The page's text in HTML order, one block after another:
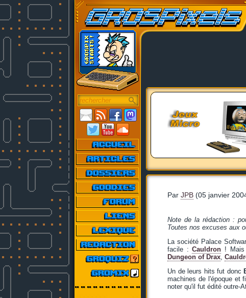
Par JPB (05 janvier
Note de la rédaction :
Toutes nos excuses aux
La société Palace
facile :Cauldron ! Mais
Dungeon of Drax,
Un de leurs hits fut donc
machines de l'époque et
noter qu'il fut édité outre-